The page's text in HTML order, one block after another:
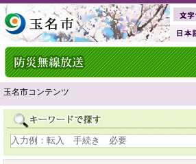
玉名市コンテンツ